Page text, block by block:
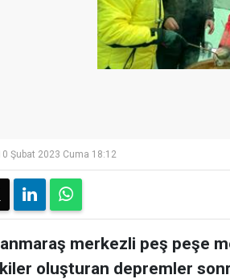
Şubat 2023 Cuma 18:12
merkezli peş peşe
oluşturan depremler